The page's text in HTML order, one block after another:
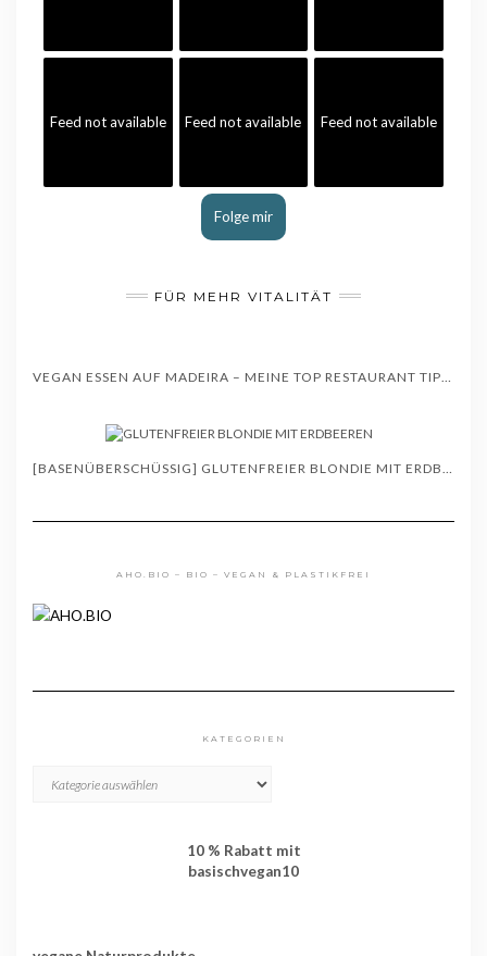
Feed not available Feed not available Feed not available
Folge mir
FÜR MEHR VITALITÄT
AHO.BIO – BIO – VEGAN & PLASTIKFREI
KATEGORIEN
10 % Rabatt mit
basischvegan10